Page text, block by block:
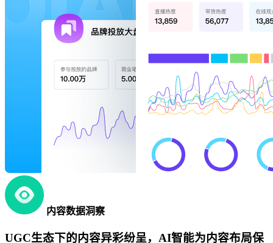
内容数据洞察
UGC生态下的内容异彩纷呈，AI智能为内容布局保